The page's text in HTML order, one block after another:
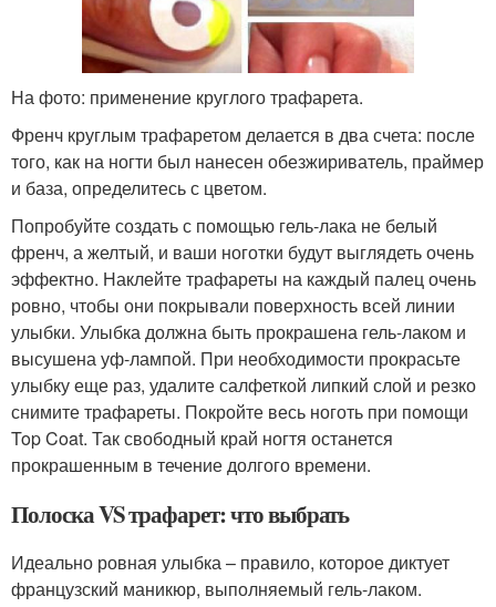
На фото: применение круглого трафарета.
Френч круглым трафаретом делается в два счета: после
того, как на ногти был нанесен обезжириватель, праймер
и база, определитесь с цветом.
Попробуйте создать с помощью гель-лака не белый
френч, а желтый, и ваши ноготки будут выглядеть очень
эффектно. Наклейте трафареты на каждый палец очень
ровно, чтобы они покрывали поверхность всей линии
улыбки. Улыбка должна быть прокрашена гель-лаком и
высушена уф-лампой. При необходимости прокрасьте
улыбку еще раз, удалите салфеткой липкий слой и резко
снимите трафареты. Покройте весь ноготь при помощи
Top Coat. Так свободный край ногтя останется
прокрашенным в течение долгого времени.
Полоска VS трафарет: что выбрать
Идеально ровная улыбка – правило, которое диктует
французский маникюр, выполняемый гель-лаком.